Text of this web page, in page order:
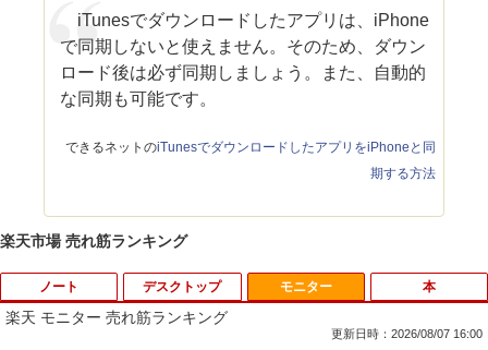
iTunesでダウンロードしたアプリは、iPhone
で同期しないと使えません。そのため、ダウン
ロード後は必ず同期しましょう。また、自動的
な同期も可能です。
できるネットのiTunesでダウンロードしたアプリをiPhoneと同
期する方法
楽天市場 売れ筋ランキング
ノート デスクトップ モニター
楽天 モニター 売れ筋ランキング
更新日時：2026/08/07 16:00
本